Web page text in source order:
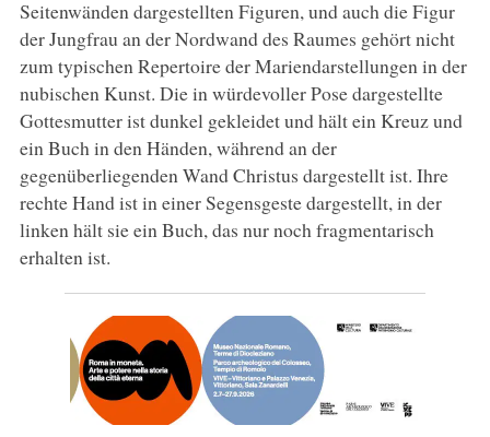
Seitenwänden dargestellten Figuren, und auch die Figur
der Jungfrau an der Nordwand des Raumes gehört nicht
zum typischen Repertoire der Mariendarstellungen in der
nubischen Kunst. Die in würdevoller Pose dargestellte
Gottesmutter ist dunkel gekleidet und hält ein Kreuz und
ein Buch in den Händen, während an der
gegenüberliegenden Wand Christus dargestellt ist. Ihre
rechte Hand ist in einer Segensgeste dargestellt, in der
linken hält sie ein Buch, das nur noch fragmentarisch
erhalten ist.